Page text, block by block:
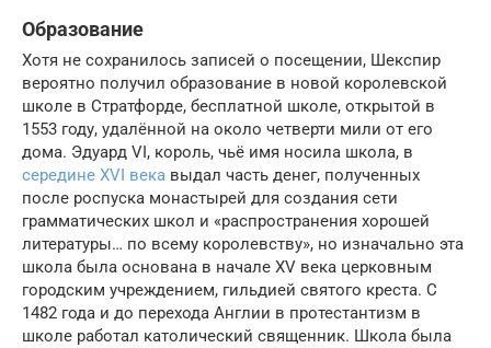
Образование
Хотя не сохранилось записей о посещении, Шекспир
вероятно получил образование в новой королевской
школе в Стратфорде, бесплатной школе, открытой в
1553 году, удалённой на около четверти мили от его
дома. Эдуард VI, король, чьё имя носила школа, в
середине XVI века выдал часть денег, полученных
после роспуска монастырей для создания сети
грамматических школ и «распространения хорошей
литературы… по всему королевству», но изначально эта
школа была основана в начале XV века церковным
городским учреждением, гильдией святого креста. С
1482 года и до перехода Англии в протестантизм в
школе работал католический священник. Школа была